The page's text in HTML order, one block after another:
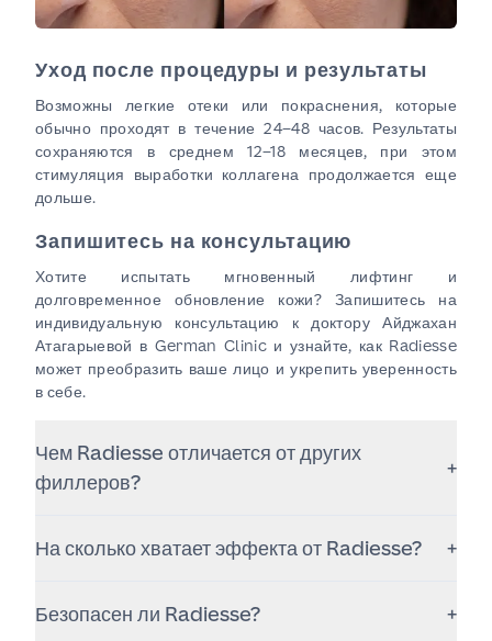
Уход после процедуры и результаты
Возможны легкие отеки или покраснения, которые
обычно проходят в течение 24–48 часов. Результаты
сохраняются в среднем 12–18 месяцев, при этом
стимуляция выработки коллагена продолжается еще
дольше.
Запишитесь на консультацию
Хотите испытать мгновенный лифтинг и
долговременное обновление кожи? Запишитесь на
индивидуальную консультацию к доктору Айджахан
Атагарыевой в German Clinic и узнайте, как Radiesse
может преобразить ваше лицо и укрепить уверенность
в себе.
Чем Radiesse отличается от других
филлеров?
+
кислоты, Radiesse стимулирует естественную
кожи.
На сколько хватает эффекта от Radiesse? +
этом процесс стимуляции коллагена продолжается
Безопасен ли Radiesse? +